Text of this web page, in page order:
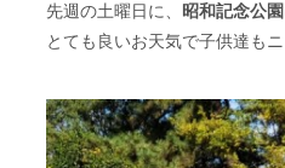
先週の土曜日に、 昭和記念公園
とても良いお天気で子供達も